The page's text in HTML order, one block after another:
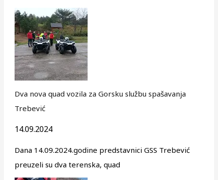
Dva nova quad vozila za Gorsku službu spašavanja
Trebević
14.09.2024
Dana 14.09.2024.godine predstavnici GSS Trebević
preuzeli su dva terenska, quad